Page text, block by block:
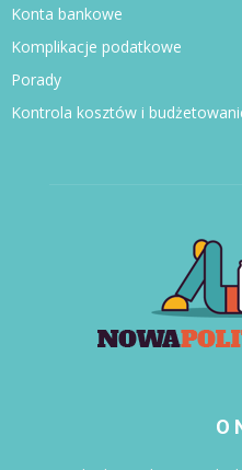
Konta bankowe
Komplikacje podatkowe
Porady
Kontrola kosztów i
O